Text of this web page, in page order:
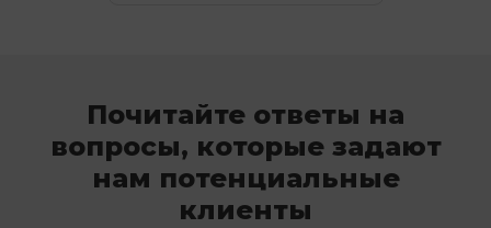
Почитайте ответы на
вопросы, которые задают
нам потенциальные
клиенты